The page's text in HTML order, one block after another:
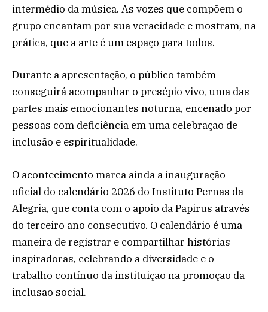
intermédio da música. As vozes que compõem o
grupo encantam por sua veracidade e mostram, na
prática, que a arte é um espaço para todos.
Durante a apresentação, o público também
conseguirá acompanhar o presépio vivo, uma das
partes mais emocionantes noturna, encenado por
pessoas com deficiência em uma celebração de
inclusão e espiritualidade.
O acontecimento marca ainda a inauguração
oficial do calendário 2026 do Instituto Pernas da
Alegria, que conta com o apoio da Papirus através
do terceiro ano consecutivo. O calendário é uma
maneira de registrar e compartilhar histórias
inspiradoras, celebrando a diversidade e o
trabalho contínuo da instituição na promoção da
inclusão social.